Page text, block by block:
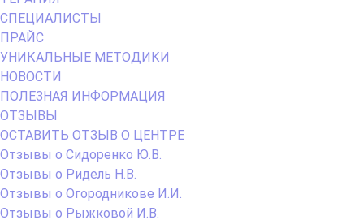
СПЕЦИАЛИСТЫ
ПРАЙС
УНИКАЛЬНЫЕ МЕТОДИКИ
НОВОСТИ
ПОЛЕЗНАЯ ИНФОРМАЦИЯ
ОТЗЫВЫ
ОСТАВИТЬ ОТЗЫВ О ЦЕНТРЕ
Отзывы о Сидоренко Ю.В.
Отзывы о Ридель Н.В.
Отзывы о Огородникове И.И.
Отзывы о Рыжковой И.В.